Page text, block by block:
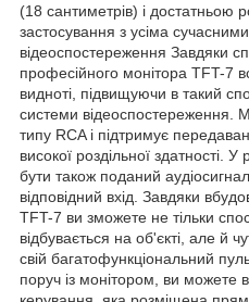
(18 сантиметрів) і достатньою
застосування з усіма
відеоспостереження Завдяки
професійного монітора TFT-7
видноті, підвищуючи в такий
системи відеоспостереження.
типу RCA і підтримує
високої роздільної здатності.
бути також поданий
відповідний вхід. Завдяки
TFT-7 ви зможете не тільки
відбувається на об'єкті, але й
свій багатофункціональний
поруч із монітором, ви можете